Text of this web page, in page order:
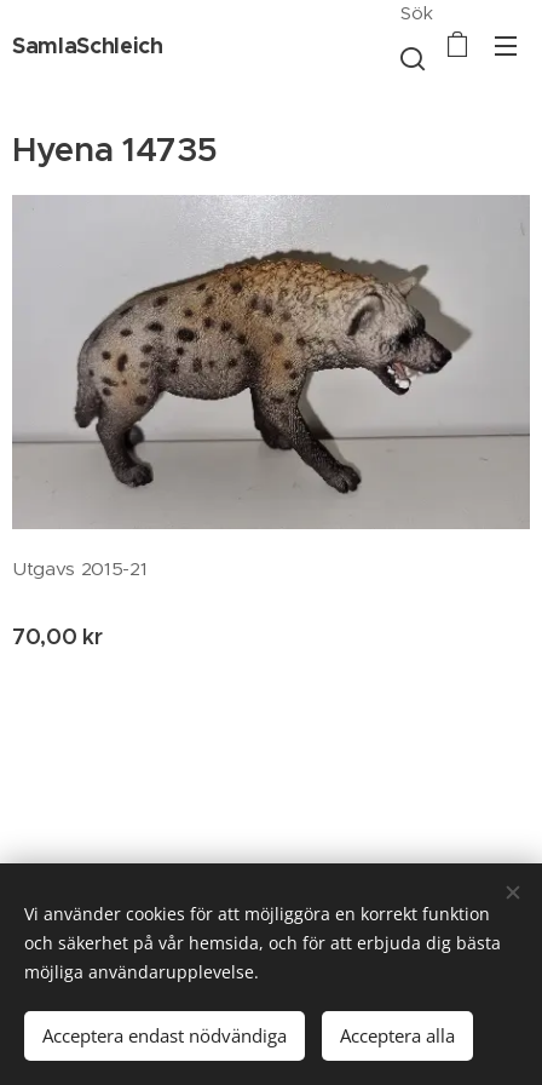
SamlaSchleich
Sök
Hyena 14735
Utgavs 2015-21
70,00 kr
Lägg i kundvagnen
© 2020 Birgitta Helm, Broestorp 1175, 289 93 Broby
Cookies
Vi använder cookies för att möjliggöra en korrekt funktion
och säkerhet på vår hemsida, och för att erbjuda dig bästa
möjliga användarupplevelse.
Acceptera endast nödvändiga Acceptera alla